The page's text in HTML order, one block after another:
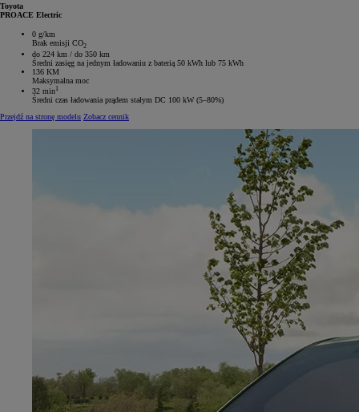
Toyota
PROACE Electric
0 g/km
Brak emisji CO2
do 224 km / do 350 km
Średni zasięg na jednym ładowaniu z baterią 50 kWh lub 75 kWh
136 KM
Maksymalna moc
32 min1
Średni czas ładowania prądem stałym DC 100 kW (5–80%)
Przejdź na stronę modelu Zobacz cennik